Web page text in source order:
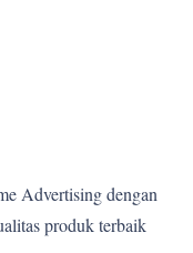
Advertising dengan
produk terbaik